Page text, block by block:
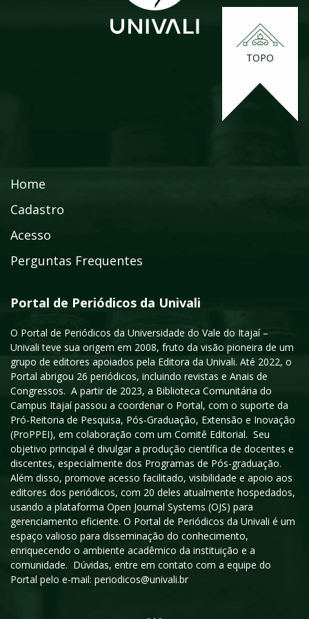
TOPO
Home
Cadastro
Acesso
Perguntas Frequentes
Portal de Periódicos da Univali
O Portal de Periódicos da Universidade do Vale do Itajaí –
Univali teve sua origem em 2008, fruto da visão pioneira de um
grupo de editores apoiados pela Editora da Univali. Até 2022, o
Portal abrigou 26 periódicos, incluindo revistas e Anais de
Congressos. A partir de 2023, a Biblioteca Comunitária do
Campus Itajaí passou a coordenar o Portal, com o suporte da
Pró-Reitoria de Pesquisa, Pós-Graduação, Extensão e Inovação
(ProPPEI), em colaboração com um Comitê Editorial. Seu
objetivo principal é divulgar a produção científica de docentes e
discentes, especialmente dos Programas de Pós-graduação.
Além disso, promove acesso facilitado, visibilidade e apoio aos
editores dos periódicos, com 20 deles atualmente hospedados,
usando a plataforma Open Journal Systems (OJS) para
gerenciamento eficiente. O Portal de Periódicos da Univali é um
espaço valioso para disseminação do conhecimento,
enriquecendo o ambiente acadêmico da instituição e a
comunidade. Dúvidas, entre em contato com a equipe do
Portal pelo e-mail: periodicos@univali.br